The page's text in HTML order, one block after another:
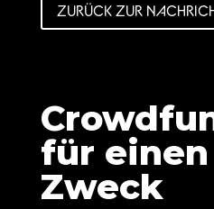
ZURÜCK ZUR
für
Zweck